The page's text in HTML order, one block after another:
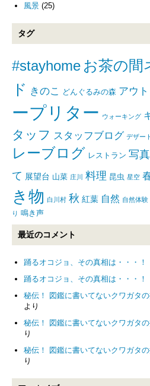
風景 (25)
タグ
#stayhome お茶の間
ド きのこ どんぐるみの森 アウ
ープリター ウォーキング
タッフ スタッフブログ デザー
レーブログ レストラン 写真
て 展望台 山菜 庄川 料理 昆虫 星空
き物 白川村 秋 紅葉 自然 自然体験
り 鳴き声
最近のコメント
踊るオコジョ、その真相は・・・！
踊るオコジョ、その真相は・・・！
秘伝！ 図鑑に書いてないクワガタ
より
秘伝！ 図鑑に書いてないクワガタ
り
秘伝！ 図鑑に書いてないクワガタ
り